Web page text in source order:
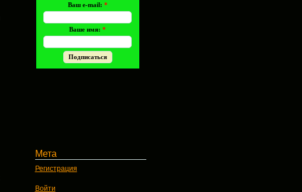
Ваш e-mail: *
Ваше имя: *
Мета
Регистрация
Войти